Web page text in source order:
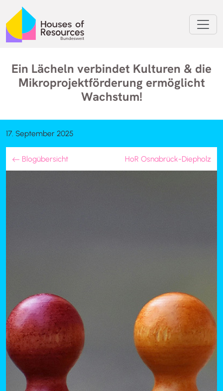
Ein Lächeln verbindet Kulturen & die
Mikroprojektförderung ermöglicht
Wachstum!
17. September 2025
Blogübersicht HoR Osnabrück-Diepholz